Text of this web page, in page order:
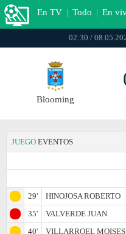
En TV | Todo | En
02:30 /
Blooming
JUEGO EVENTOS
29'
HINOJOSA ROBERTO
35'
VALVERDE JUAN
40'
VILLARROEL MOISES